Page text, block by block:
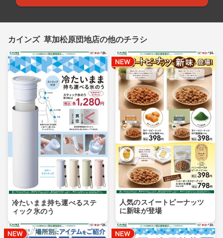
カインズ 草加松原団地店の他のチラシ
冷たいまま持ち運べるステ
ィック氷のう
人気のスイートピーナッツ
に新味が登場